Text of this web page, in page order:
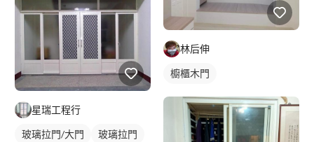
星瑞工程行
玻璃拉門/大門
玻璃拉門
林后伸
櫥櫃木門